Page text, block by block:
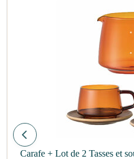
Carafe + Lot de 2 Tasses et